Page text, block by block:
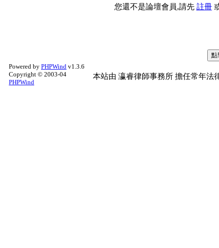
您還不是論壇會員,請先 註冊
Powered by PHPWind v1.3.6
Copyright © 2003-04
PHPWind
本站由 瀛睿律師事務所 擔任常年法